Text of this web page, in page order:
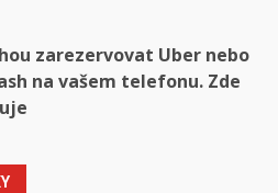
zarezervovat Uber nebo
na vašem telefonu. Zde